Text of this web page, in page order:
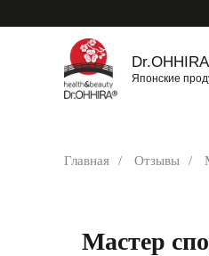
Японские
Главная / Отзывы /
Мастер